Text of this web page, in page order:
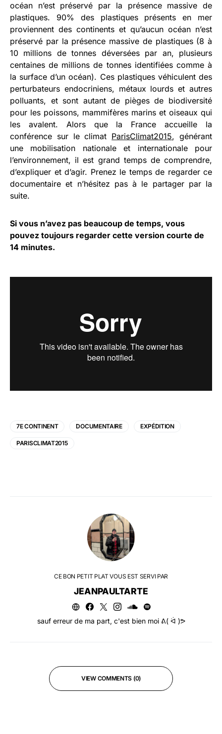
océan n’est préservé par la présence massive de
plastiques. 90% des plastiques présents en mer
proviennent des continents et qu’aucun océan n’est
préservé par la présence massive de plastiques (8 à
10 millions de tonnes déversées par an, plusieurs
centaines de millions de tonnes identifiées comme à
la surface d’un océan). Ces plastiques véhiculent des
perturbateurs endocriniens, métaux lourds et autres
polluants, et sont autant de pièges de biodiversité
pour les poissons, mammifères marins et oiseaux qui
les avalent. Alors que la France accueille la
conférence sur le climat ParisClimat2015, générant
une mobilisation nationale et internationale pour
l’environnement, il est grand temps de comprendre,
d’expliquer et d’agir. Prenez le temps de regarder ce
documentaire et n’hésitez pas à le partager par la
suite.
Si vous n’avez pas beaucoup de temps, vous
pouvez toujours regarder cette version courte de
14 minutes.
7E CONTINENT DOCUMENTAIRE EXPÉDITION
PARISCLIMAT2015
CE BON PETIT PLAT VOUS EST SERVI PAR
JEANPAULTARTE
sauf erreur de ma part, c'est bien moi ᕕ( ᐛ )ᕗ
VIEW COMMENTS (0)